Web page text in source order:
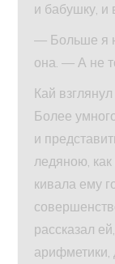
и бабушку, и
— Больше я
она. — А не
Кай
Более
и
ледяною, как
кивала ему
рассказал
арифметики,